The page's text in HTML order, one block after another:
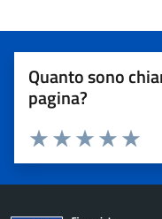
Quanto sono
pagina?
Valuta 4
Valuta 3
Valuta 2 stelle su
Valuta 1 stelle su 5